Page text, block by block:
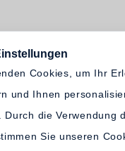
Cookies, um Ihr
und Ihnen
Durch die Verwendung
Sie unseren